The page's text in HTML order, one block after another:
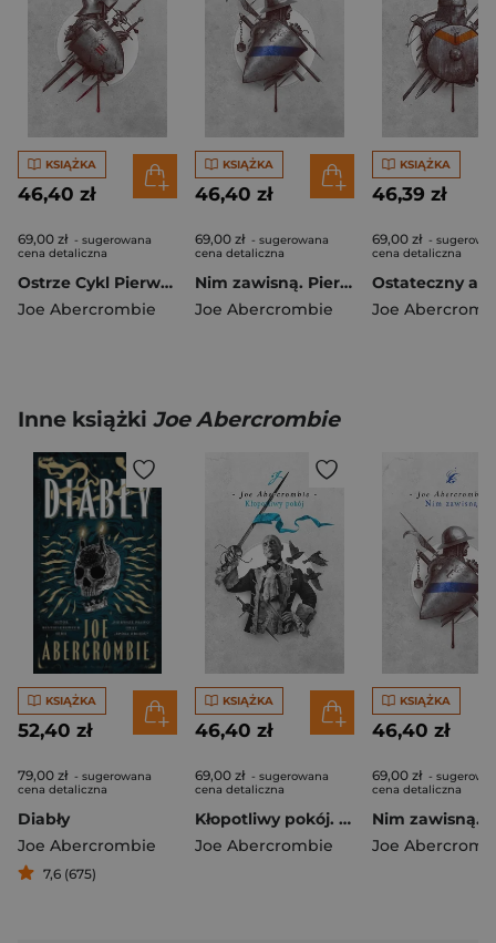
KSIĄŻKA
46,40 zł
69,00 zł - sugerowana
cena detaliczna
Ostrze Cykl Pierwsze Prawo. Księga 1
Joe Abercrombie
KSIĄŻKA
46,40 zł
69,00 zł - sugerowana
cena detaliczna
Nim zawisną. Pierwsze prawo. Księga 2
Joe Abercrombie
KSIĄŻKA
46,39 zł
69,00 zł -
cena detaliczna
Joe
Inne książki Joe Abercrombie
KSIĄŻKA
52,40 zł
79,00 zł - sugerowana
cena detaliczna
Diabły
Joe Abercrombie
7,6 (675)
KSIĄŻKA
46,40 zł
69,00 zł - sugerowana
cena detaliczna
Kłopotliwy pokój. Cykl Pierwsze prawo
Joe Abercrombie
KSIĄŻKA
46,40 zł
69,00 zł -
cena detaliczna
Joe